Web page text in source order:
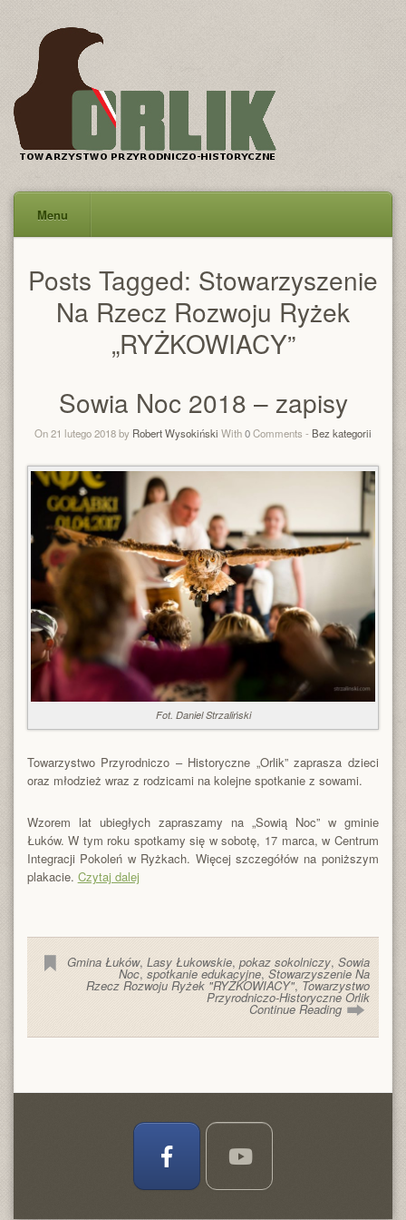
Menu
Posts Tagged: Stowarzyszenie
Na Rzecz Rozwoju Ryżek
„RYŻKOWIACY”
Sowia Noc 2018 – zapisy
On 21 lutego 2018 by Robert Wysokiński With0Comments - Bez kategorii
Fot. Daniel Strzaliński
Towarzystwo Przyrodniczo – Historyczne „Orlik” zaprasza dzieci
oraz młodzież wraz z rodzicami na kolejne spotkanie z sowami.
Wzorem lat ubiegłych zapraszamy na „Sowią Noc” w gminie
Łuków. W tym roku spotkamy się w sobotę, 17 marca, w Centrum
Integracji Pokoleń w Ryżkach. Więcej szczegółów na poniższym
plakacie. Czytaj dalej
Gmina Łuków,Lasy Łukowskie,pokaz sokolniczy,Sowia
Noc,spotkanie edukacyjne,Stowarzyszenie Na
Rzecz Rozwoju Ryżek "RYŻKOWIACY", Towarzystwo
Przyrodniczo-Historyczne Orlik
Continue Reading